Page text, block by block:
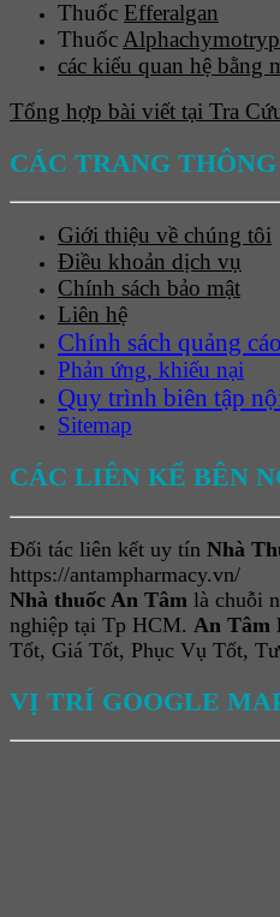
Thuốc Efferalgan
Thuốc
các kiểu quan hệ bằng
Tổng hợp bài viết tại Tra
CÁC TRANG
Giới thiệu về chúng tôi
Điều khoản dịch vụ
Chính sách bảo mật
Liên hệ
Chính sách quảng cáo
Phản ứng, khiếu nại
Quy trình biên tập
Sitemap
CÁC LIÊN KẾ BÊN
Đối tác liên kết uy tín Nhà
https://antampharmacy.vn/
Nhà thuốc An Tâm là chuỗi
nghiệp tại Tp HCM. An Tâm
Tốt, Giá Tốt, Phục Vụ Tốt,
VỊ TRÍ GOOGLE